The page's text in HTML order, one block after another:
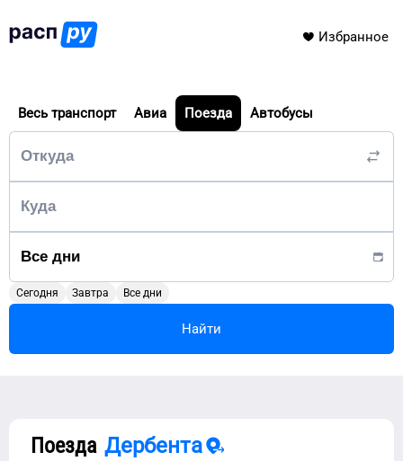
Избранное
Весь транспорт Авиа Поезда Автобусы
Сегодня Завтра Все дни
Найти
Поезда Дербента